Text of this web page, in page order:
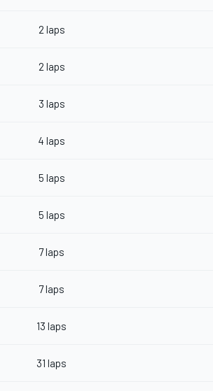
2 laps
2 laps
3 laps
4 laps
5 laps
5 laps
7 laps
7 laps
13 laps
31 laps